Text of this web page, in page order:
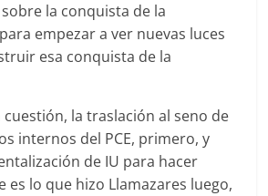
la conquista de la
empezar a ver nuevas luces
esa conquista de la
la traslación al seno de
internos del PCE, primero, y
de IU para hacer
es lo que hizo Llamazares luego,